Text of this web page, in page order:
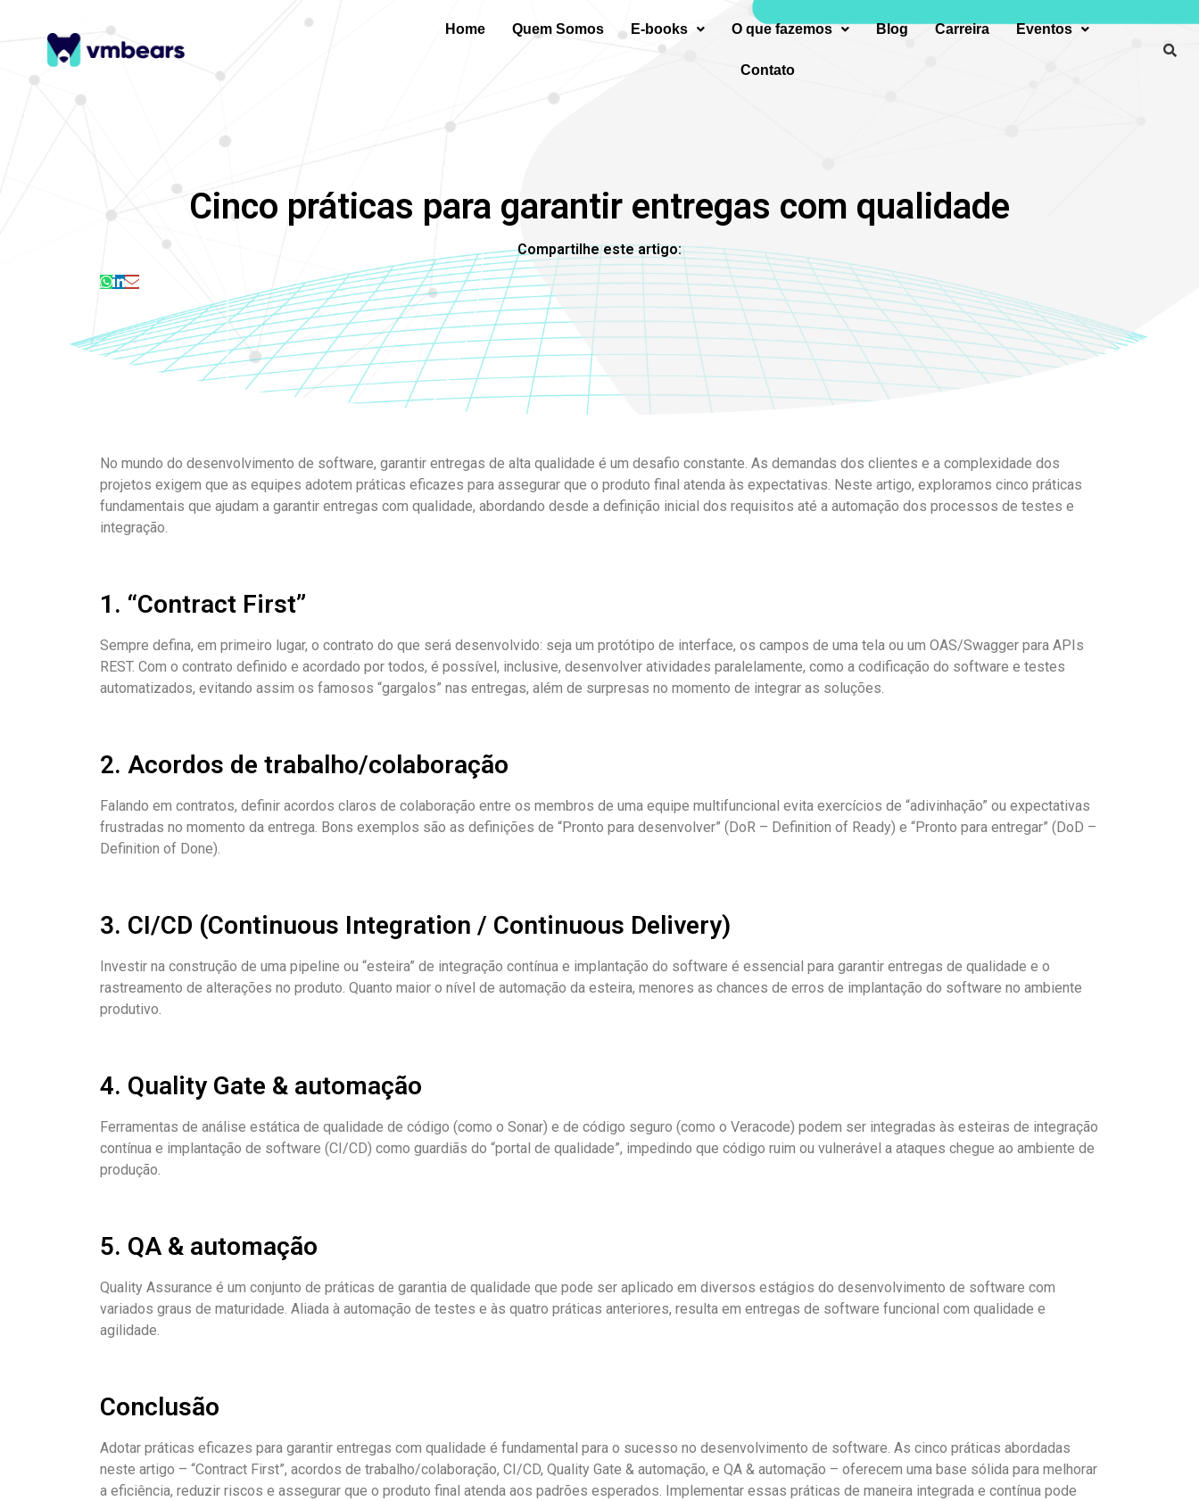
Home Quem Somos E-books O que fazemos Blog Carreira Eventos
Contato
Cinco práticas para garantir entregas com qualidade
Compartilhe este artigo:
No mundo do desenvolvimento de software, garantir entregas de alta qualidade é um desafio constante. As demandas dos clientes e a complexidade dos
projetos exigem que as equipes adotem práticas eficazes para assegurar que o produto final atenda às expectativas. Neste artigo, exploramos cinco práticas
fundamentais que ajudam a garantir entregas com qualidade, abordando desde a definição inicial dos requisitos até a automação dos processos de testes e
integração.
1. “Contract First”
Sempre defina, em primeiro lugar, o contrato do que será desenvolvido: seja um protótipo de interface, os campos de uma tela ou um OAS/Swagger para APIs
REST. Com o contrato definido e acordado por todos, é possível, inclusive, desenvolver atividades paralelamente, como a codificação do software e testes
automatizados, evitando assim os famosos “gargalos” nas entregas, além de surpresas no momento de integrar as soluções.
2. Acordos de trabalho/colaboração
Falando em contratos, definir acordos claros de colaboração entre os membros de uma equipe multifuncional evita exercícios de “adivinhação” ou expectativas
frustradas no momento da entrega. Bons exemplos são as definições de “Pronto para desenvolver” (DoR – Definition of Ready) e “Pronto para entregar” (DoD –
Definition of Done).
3. CI/CD (Continuous Integration / Continuous Delivery)
Investir na construção de uma pipeline ou “esteira” de integração contínua e implantação do software é essencial para garantir entregas de qualidade e o
rastreamento de alterações no produto. Quanto maior o nível de automação da esteira, menores as chances de erros de implantação do software no ambiente
produtivo.
4. Quality Gate & automação
Ferramentas de análise estática de qualidade de código (como o Sonar) e de código seguro (como o Veracode) podem ser integradas às esteiras de integração
contínua e implantação de software (CI/CD) como guardiãs do “portal de qualidade”, impedindo que código ruim ou vulnerável a ataques chegue ao ambiente de
produção.
5. QA & automação
Quality Assurance é um conjunto de práticas de garantia de qualidade que pode ser aplicado em diversos estágios do desenvolvimento de software com
variados graus de maturidade. Aliada à automação de testes e às quatro práticas anteriores, resulta em entregas de software funcional com qualidade e
agilidade.
Conclusão
Adotar práticas eficazes para garantir entregas com qualidade é fundamental para o sucesso no desenvolvimento de software. As cinco práticas abordadas
neste artigo – “Contract First”, acordos de trabalho/colaboração, CI/CD, Quality Gate & automação, e QA & automação – oferecem uma base sólida para melhorar
a eficiência, reduzir riscos e assegurar que o produto final atenda aos padrões esperados. Implementar essas práticas de maneira integrada e contínua pode